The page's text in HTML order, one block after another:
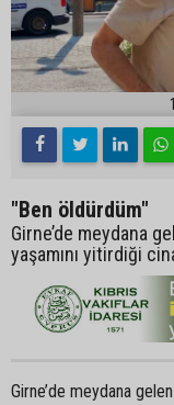
"Ben öldürdüm"
Girne’de meydana
yaşamını yitirdiği
Girne’de meydana